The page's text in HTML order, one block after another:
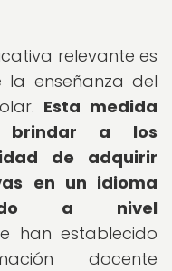
relevante es
la enseñanza del
Esta medida
brindar a los
de adquirir
en un idioma
a nivel
han establecido
docente